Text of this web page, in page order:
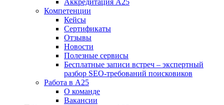
Аккредитация А25
Компетенции
Кейсы
Сертификаты
Отзывы
Новости
Полезные сервисы
Бесплатные записи встреч – экспертный
разбор SEO-требований поисковиков
Работа в А25
О команде
Вакансии